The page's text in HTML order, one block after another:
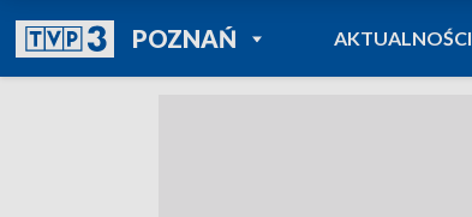
POZNAŃPOWRÓT DO
TVP REGIONY
AKTUALNOŚCI